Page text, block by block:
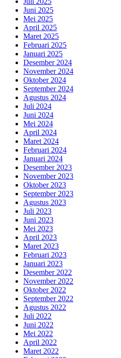
Juni 2025
Mei 2025
April 2025
Maret 2025
Februari 2025
Januari 2025
Desember 2024
November 2024
Oktober 2024
September 2024
Agustus 2024
Juli 2024
Juni 2024
Mei 2024
April 2024
Maret 2024
Februari 2024
Januari 2024
Desember 2023
November 2023
Oktober 2023
September 2023
Agustus 2023
Juli 2023
Juni 2023
Mei 2023
April 2023
Maret 2023
Februari 2023
Januari 2023
Desember 2022
November 2022
Oktober 2022
September 2022
Agustus 2022
Juli 2022
Juni 2022
Mei 2022
April 2022
Maret 2022